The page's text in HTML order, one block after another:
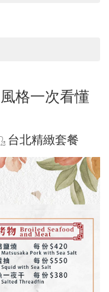
格一次看懂
台北精緻套餐